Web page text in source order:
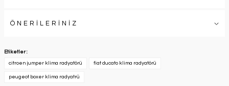
ÖNERİLERİNİZ
Etiketler :
citroen jumper klima radyatörü fiat ducato klima radyatörü
peugeot boxer klima radyatrü